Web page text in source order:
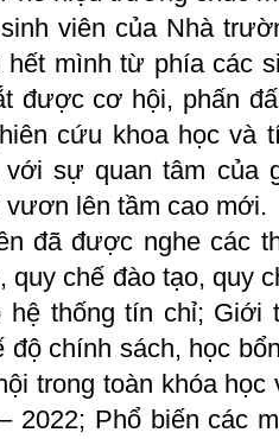
viên của Nhà
mình từ phía các
được cơ hội, phấn
cứu khoa học và
sự quan tâm của
lên tầm cao mới.
đã được nghe các
quy chế đào tạo, quy
hệ thống tín chỉ; Giới
độ chính sách, học
trong toàn khóa
2022; Phổ biến các